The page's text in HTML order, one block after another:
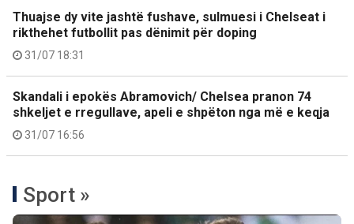
Thuajse dy vite jashtë fushave, sulmuesi i Chelseat i
rikthehet futbollit pas dënimit për doping
31/07 18:31
Skandali i epokës Abramovich/ Chelsea pranon 74
shkeljet e rregullave, apeli e shpëton nga më e keqja
31/07 16:56
Sport »